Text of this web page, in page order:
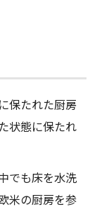
保たれた厨房
状態に保たれ
でも床を水洗
米の厨房を参